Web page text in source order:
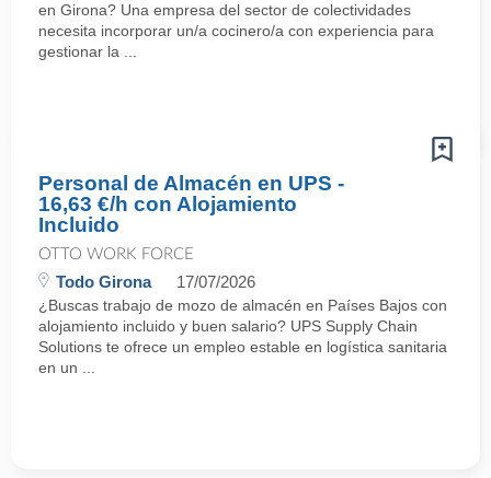
en Girona? Una empresa del sector de colectividades
necesita incorporar un/a cocinero/a con experiencia para
gestionar la ...
Personal de Almacén en UPS -
16,63 €/h con Alojamiento
Incluido
OTTO WORK FORCE
Todo Girona 17/07/2026
¿Buscas trabajo de mozo de almacén en Países Bajos con
alojamiento incluido y buen salario? UPS Supply Chain
Solutions te ofrece un empleo estable en logística sanitaria
en un ...